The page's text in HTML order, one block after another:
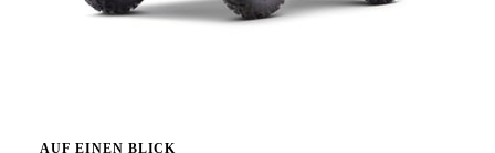
AUF EINEN BLICK